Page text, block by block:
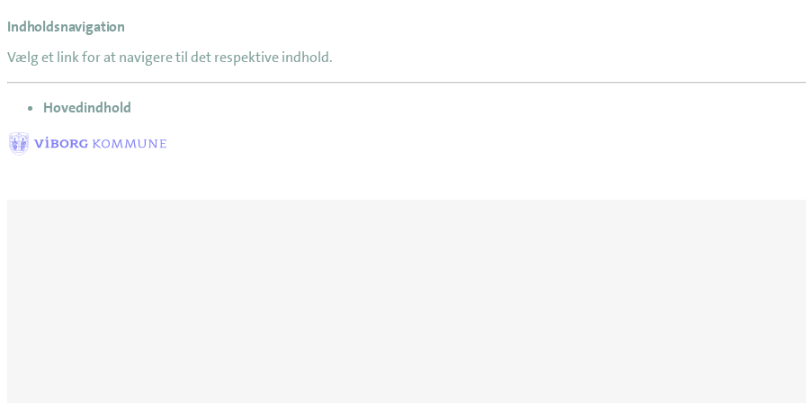
Indholdsnavigation
Vælg et link for at navigere til det respektive indhold.
gå til
Hovedindhold